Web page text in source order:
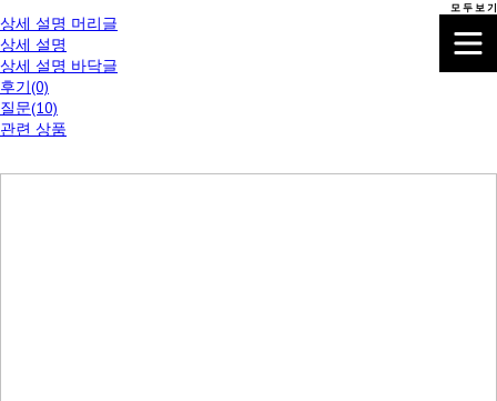
상세 설명 머리글
상세 설명
상세 설명 바닥글
후기(0)
질문(10)
관련 상품
모 두 보 기